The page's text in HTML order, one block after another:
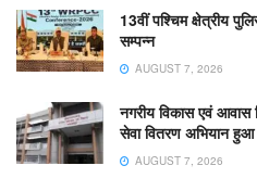
13वीं पश्चिम क्षेत्रीय
सम्पन्न
AUGUST 7, 2026
नगरीय विकास एवं आवास
सेवा वितरण अभियान हुआ
AUGUST 7, 2026